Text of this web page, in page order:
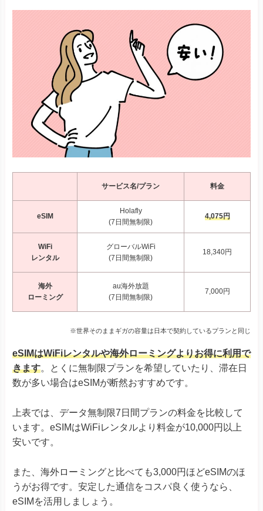
サービス名/プラン 料金
eSIM
Holafly
(7日間無制限)
4,075円
WiFi
レンタル
グローバルWiFi
(7日間無制限)
18,340円
海外
ローミング
au海外放題
(7日間無制限)
7,000円
※世界そのままギガの容量は日本で契約しているプランと同じ
eSIMはWiFiレンタルや海外ローミングよりお得に利用で
きます。とくに無制限プランを希望していたり、滞在日
数が多い場合はeSIMが断然おすすめです。
上表では、データ無制限7日間プランの料金を比較して
います。eSIMはWiFiレンタルより料金が10,000円以上
安いです。
また、海外ローミングと比べても3,000円ほどeSIMのほ
うがお得です。安定した通信をコスパ良く使うなら、
eSIMを活用しましょう。